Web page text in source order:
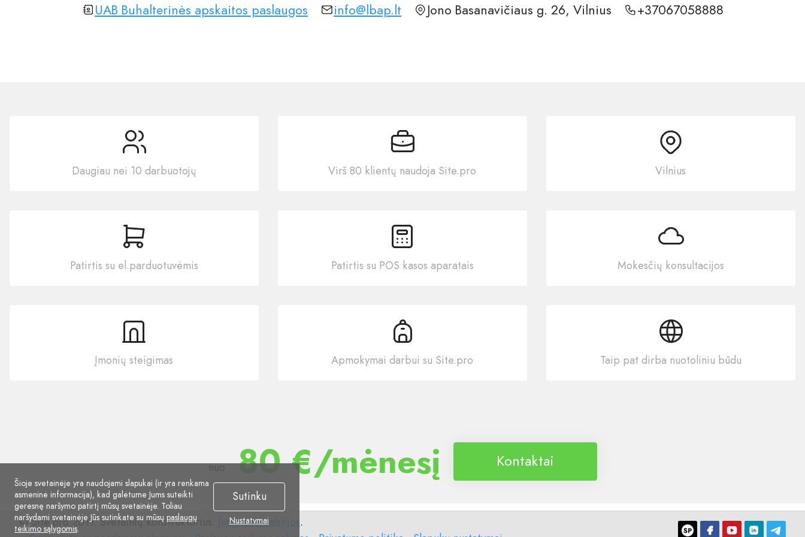
UAB Buhalterinės apskaitos paslaugos info@lbap.lt Jono Basanavičiaus g. 26, Vilnius +37067058888
Daugiau nei 10 darbuotojų Virš 80 klientų naudoja Site.pro Vilnius
Patirtis su el.parduotuvėmis Patirtis su POS kasos aparatais Mokesčių konsultacijos
Įmonių steigimas Apmokymai darbui su Site.pro Taip pat dirba nuotoliniu būdu
nuo 80 €/mėnesį Kontaktai
© Site.pro 2011. Svetainių konstruktorius. Jungtinės Valstijos .
Šioje svetainėje yra naudojami slapukai (ir yra renkama
asmeninė informacija), kad galėtume Jums suteikti
geresnę naršymo patirtį mūsų svetainėje. Toliau
naršydami svetainėje Jūs sutinkate su mūsų paslaugų
teikimo sąlygomis.
Sutinku
Nustatymai